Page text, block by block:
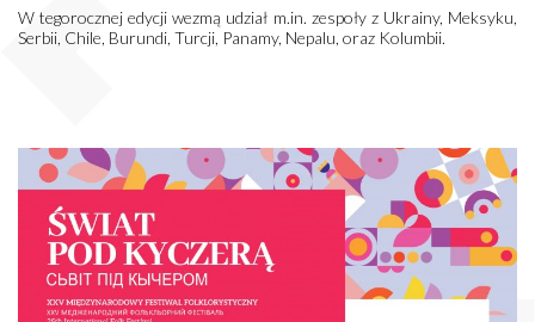
W tegorocznej edycji wezmą udział m.in. zespoły z Ukrainy, Meksyku,
Serbii, Chile, Burundi, Turcji, Panamy, Nepalu, oraz Kolumbii.